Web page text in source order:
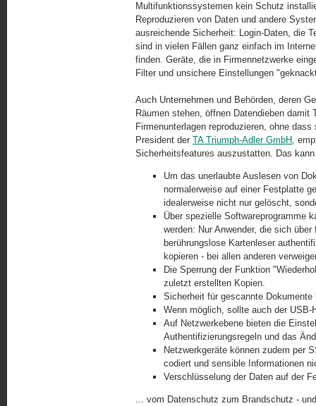
Multifunktionssystemen kein Schutz
Reproduzieren von Daten und andere
ausreichende Sicherheit: Login-Daten, die
sind in vielen Fällen ganz einfach im
finden. Geräte, die in Firmennetzwerke
Filter und unsichere Einstellungen
Auch Unternehmen und Behörden, deren
Räumen stehen, öffnen Datendieben
Firmenunterlagen reproduzieren, ohne
President der TA Triumph-Adler GmbH,
Sicherheitsfeatures auszustatten. Das
Um das unerlaubte Auslesen von
normalerweise auf einer Festplatte
idealerweise nicht nur gelöscht,
Über spezielle Softwareprogramme
werden: Nur Anwender, die sich
berührungslose Kartenleser
kopieren - bei allen anderen
Die Sperrung der Funktion
zuletzt erstellten Kopien.
Sicherheit für gescannte
Wenn möglich, sollte auch der USB-
Auf Netzwerkebene bieten die
Authentifizierungsregeln und das
Netzwerkgeräte können zudem per
codiert und sensible Informationen
Verschlüsselung der Daten auf der
... vom Datenschutz zum Brandschutz -